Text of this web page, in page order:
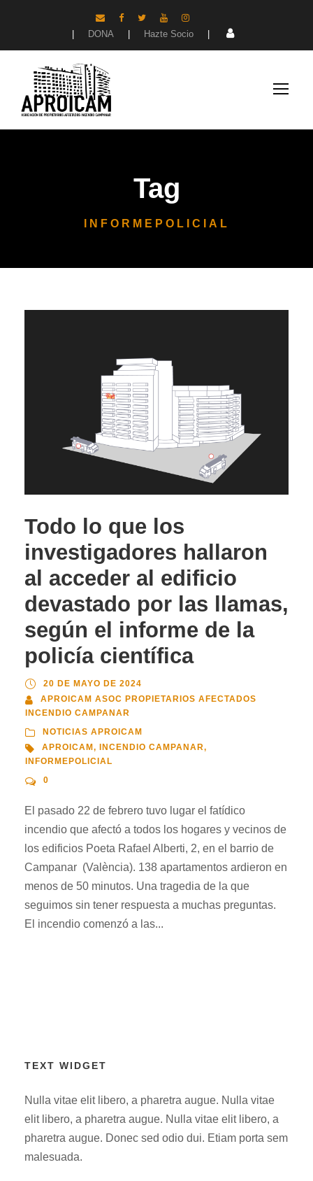
DONA Hazte Socio
Tag
INFORMEPOLICIAL
Todo lo que los
investigadores hallaron
al acceder al edificio
devastado por las llamas,
según el informe de la
policía científica
20 DE MAYO DE 2024
APROICAM ASOC PROPIETARIOS AFECTADOS
INCENDIO CAMPANAR
NOTICIAS APROICAM
APROICAM , INCENDIO CAMPANAR,
INFORMEPOLICIAL
0
El pasado 22 de febrero tuvo lugar el fatídico
incendio que afectó a todos los hogares y vecinos de
los edificios Poeta Rafael Alberti, 2, en el barrio de
Campanar (València). 138 apartamentos ardieron en
menos de 50 minutos. Una tragedia de la que
seguimos sin tener respuesta a muchas preguntas.
El incendio comenzó a las...
TEXT WIDGET
Nulla vitae elit libero, a pharetra augue. Nulla vitae
elit libero, a pharetra augue. Nulla vitae elit libero, a
pharetra augue. Donec sed odio dui. Etiam porta sem
malesuada.